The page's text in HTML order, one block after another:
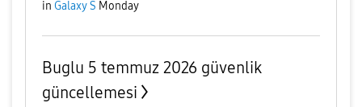
in Galaxy S Monday
Buglu 5 temmuz 2026 güvenlik
güncellemesi